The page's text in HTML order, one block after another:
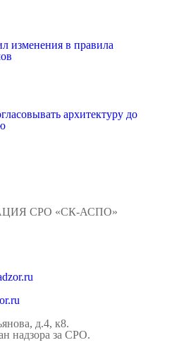
изменения в правила
архитектуру до
СРО «СК-АСПО»
д.4, к8.
надзора за СРО.